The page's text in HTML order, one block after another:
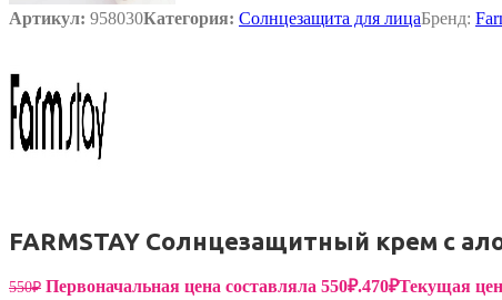
Артикул: 958030Категория: Солнцезащита для лицаБренд:
FARMSTAY Солнцезащитный крем с
550₽ Первоначальная цена составляла 550₽.470₽Текущая